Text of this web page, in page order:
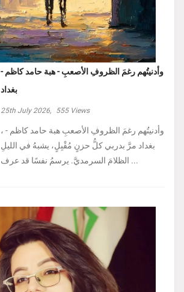
وأدنيتُهم رغمَ الظروفِ الأصعبِ - هبة حامد كاظم -
بغداد
25th July 2026, 555Views
، وأدنيتُهم رغمَ الظروفِ الأصعبِ هبة حامد كاظم -
بغداد مرَّ بدربي كلُّ حزنٍ مُقْبِلٍ، يشبهُ في الليلِ
الظلامَ السرمديَّ. يرسمُ نفسًا قد عرف ...